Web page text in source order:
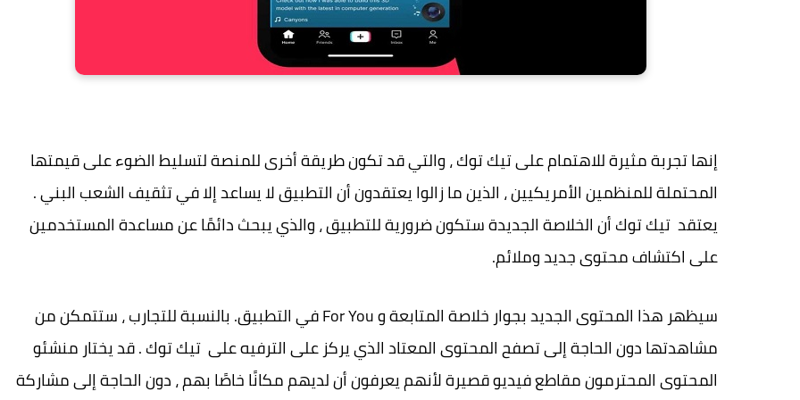
إنها تجربة مثيرة للاهتمام على تيك توك ، والتي قد تكون طريقة أخرى للمنصة لتسليط الضوء على قيمتها
المحتملة للمنظمين الأمريكيين ، الذين ما زالوا يعتقدون أن التطبيق لا يساعد إلا في تثقيف الشعب البني .
يعتقد تيك توك أن الخلاصة الجديدة ستكون ضرورية للتطبيق ، والذي يبحث دائمًا عن مساعدة المستخدمين
على اكتشاف محتوى جديد وملائم.
سيظهر هذا المحتوى الجديد بجوار خلاصة المتابعة و For You في التطبيق. بالنسبة للتجارب ، ستتمكن من
مشاهدتها دون الحاجة إلى تصفح المحتوى المعتاد الذي يركز على الترفيه على تيك توك . قد يختار منشئو
المحتوى المحترمون مقاطع فيديو قصيرة لأنهم يعرفون أن لديهم مكانًا خاصًا بهم ، دون الحاجة إلى مشاركة